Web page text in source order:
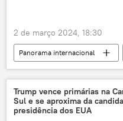
2 de março 2024, 18:30
Panorama internacional
Michigan
Joe Biden
Estados
Casa Branca
eleições
Trump vence primárias na
Sul e se aproxima da
presidência dos EUA